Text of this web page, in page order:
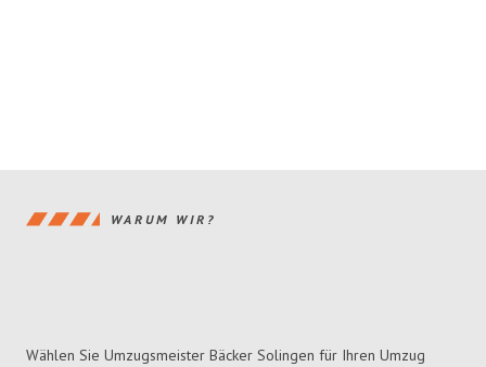
WARUM WIR?
Wählen Sie Umzugsmeister Bäcker Solingen für Ihren Umzug